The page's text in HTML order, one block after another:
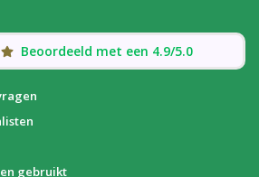
Beoordeeld met een 4.9/5.0
gebruikt